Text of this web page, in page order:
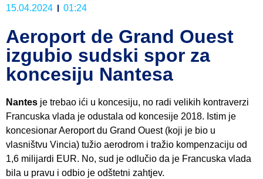
15.04.2024 01:24
Aeroport de Grand Ouest
izgubio sudski spor za
koncesiju Nantesa
Nantes je trebao ići u koncesiju, no radi velikih kontraverzi
Francuska vlada je odustala od koncesije 2018. Istim je
koncesionar Aeroport du Grand Ouest (koji je bio u
vlasništvu Vincia) tužio aerodrom i tražio kompenzaciju od
1,6 milijardi EUR. No, sud je odlučio da je Francuska vlada
bila u pravu i odbio je odštetni zahtjev.